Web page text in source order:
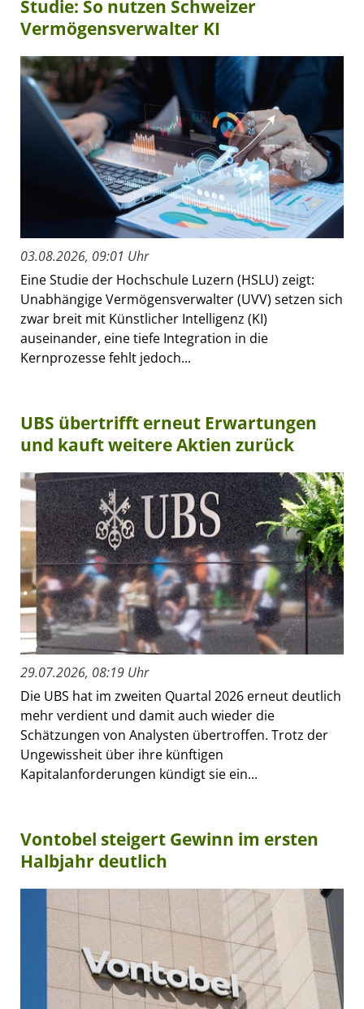
Studie: So nutzen Schweizer
Vermögensverwalter KI
03.08.2026, 09:01 Uhr
Eine Studie der Hochschule Luzern (HSLU) zeigt:
Unabhängige Vermögensverwalter (UVV) setzen sich
zwar breit mit Künstlicher Intelligenz (KI)
auseinander, eine tiefe Integration in die
Kernprozesse fehlt jedoch...
UBS übertrifft erneut Erwartungen
und kauft weitere Aktien zurück
29.07.2026, 08:19 Uhr
Die UBS hat im zweiten Quartal 2026 erneut deutlich
mehr verdient und damit auch wieder die
Schätzungen von Analysten übertroffen. Trotz der
Ungewissheit über ihre künftigen
Kapitalanforderungen kündigt sie ein...
Vontobel steigert Gewinn im ersten
Halbjahr deutlich